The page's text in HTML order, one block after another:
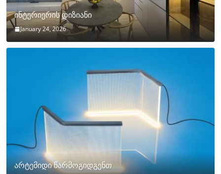
ინტერიერის დიზიანი
January 24, 2026
არტემიდი წარმოგიდგენთ